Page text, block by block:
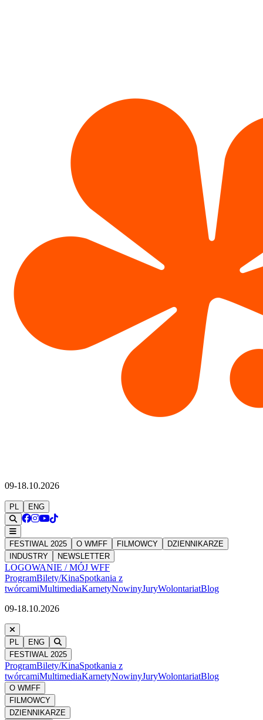
09-18.10.2026
PL ENG
FESTIWAL 2025 O WMFF FILMOWCY
DZIENNIKARZE
INDUSTRY
NEWSLETTER
LOGOWANIE / MÓJ WFF
ProgramBilety/KinaSpotkania z
twórcamiMultimediaKarnetyNowinyJuryWolontariatBlog
09-18.10.2026
PL
ENG
FESTIWAL 2025
ProgramBilety/KinaSpotkania z
twórcamiMultimediaKarnetyNowinyJuryWolontariatBlog
O WMFF
FILMOWCY
DZIENNIKARZE